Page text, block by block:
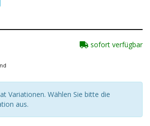
sofort verfügbar
Variationen. Wählen Sie bitte die
aus.